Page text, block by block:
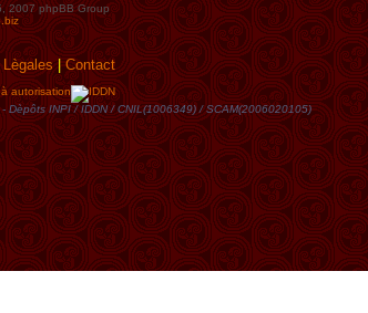
2007 phpBB Group
|Contact
autorisation
INPI / IDDN / CNIL(1006349) / SCAM(2006020105)